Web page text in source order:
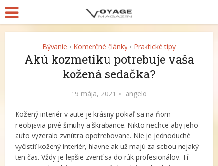
Bývanie • Komerčné články • Praktické tipy
Akú kozmetiku potrebuje vaša
kožená sedačka?
19 mája, 2021 angelo
Kožený interiér v aute je krásny pokiaľ sa na ňom
neobjavia prvé šmuhy a škrabance. Nikto nechce aby jeho
auto vyzeralo zvnútra opotrebovane. Nie je jednoduché
vyčistiť kožený interiér, hlavne ak už majú za sebou nejaký
ten čas. Vždy je lepšie zveriť sa do rúk profesionálov. Tí